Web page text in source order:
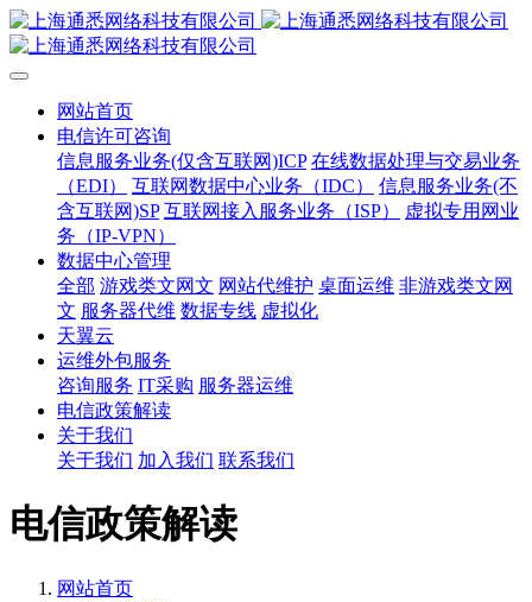
网站首页
电信许可咨询
信息服务业务(仅含互联网)ICP 在线数据处理与交易业务
（EDI）
互联网数据中心业务（IDC）
信息服务业务(不
含互联网)SP 互联网接入服务业务（ISP）
虚拟专用网业
务（IP-VPN）
数据中心管理
全部 游戏类文网文 网站代维护 桌面运维 非游戏类文网
文 服务器代维 数据专线 虚拟化
天翼云
运维外包服务
咨询服务 IT采购 服务器运维
电信政策解读
关于我们
关于我们 加入我们 联系我们
电信政策解读
网站首页